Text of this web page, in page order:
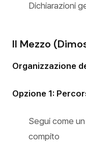
Dichiarazioni
Il Mezzo
Organizzazione
Opzione 1:
Segui come
compito